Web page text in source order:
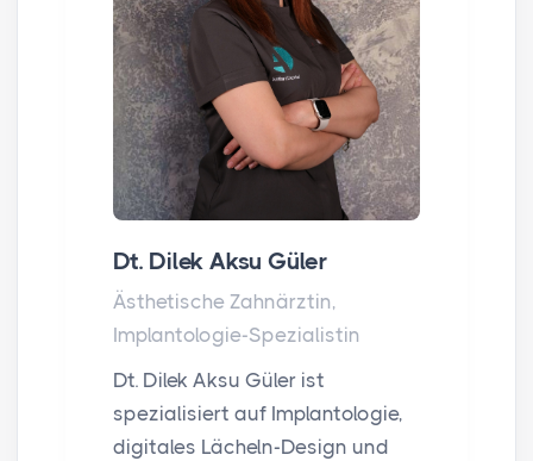
Dt. Dilek Aksu Güler
Ästhetische Zahnärztin,
Implantologie-Spezialistin
Dt. Dilek Aksu Güler ist
spezialisiert auf Implantologie,
digitales Lächeln-Design und